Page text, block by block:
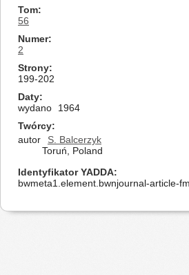
Tom
56
Numer
2
Strony
199-202
Daty
wydano
1964
Twórcy
autor
S. Balcerzyk
Toruń, Poland
Identyfikator YADDA
bwmeta1.element.bwnjournal-article-